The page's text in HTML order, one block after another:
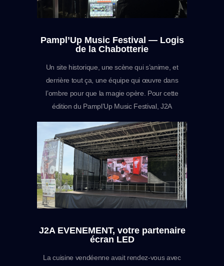
Pampl’Up Music Festival — Logis
de la Chabotterie
Un site historique, une scène qui s’anime, et
derrière tout ça, une équipe qui œuvre dans
l’ombre pour que la magie opère. Pour cette
édition du Pampl’Up Music Festival, J2A
bénévoles de A à Z de la préparation en amont
jusqu’à la mise en œuvre sur le terrain. Près de
900 personnes ont foulé cette…
J2A EVENEMENT, votre partenaire
écran LED
La cuisine vendéenne avait rendez-vous avec